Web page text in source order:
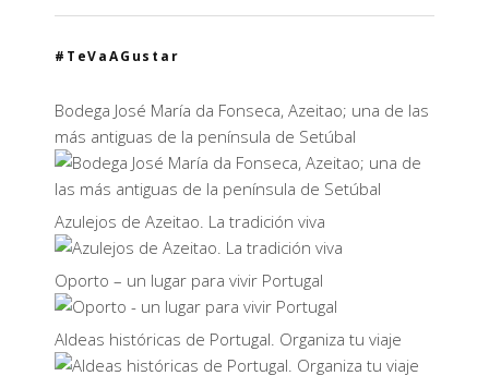
#TeVaAGustar
Bodega José María da Fonseca, Azeitao; una de las
más antiguas de la península de Setúbal
Azulejos de Azeitao. La tradición viva
Oporto – un lugar para vivir Portugal
Aldeas históricas de Portugal. Organiza tu viaje